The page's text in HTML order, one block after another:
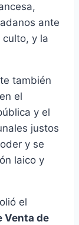
ante
y la
también
el
y el
justos
y se
laico y
el
Venta de